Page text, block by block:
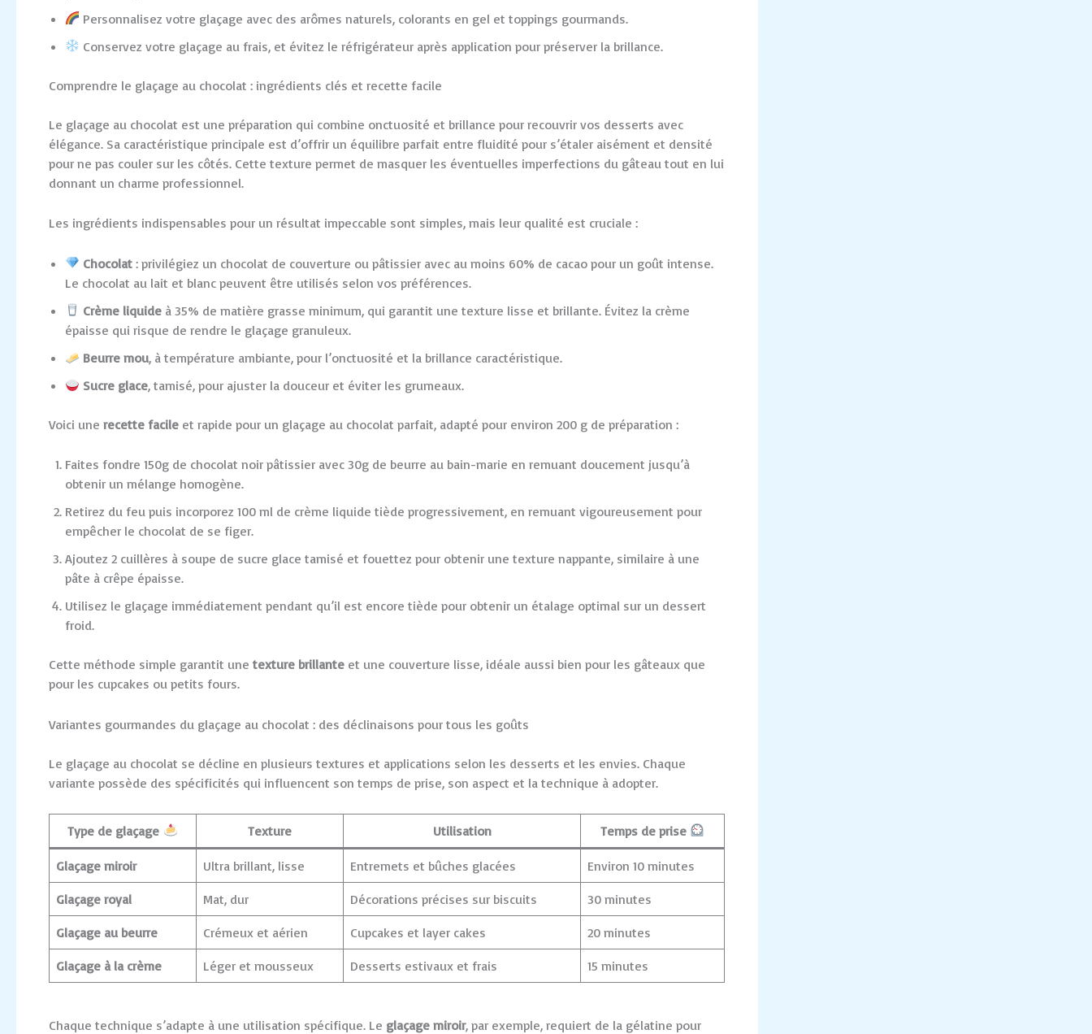
Personnalisez votre glaçage avec des arômes naturels, colorants en gel et toppings gourmands.
Conservez votre glaçage au frais, et évitez le réfrigérateur après application pour préserver la brillance.
Comprendre le glaçage au chocolat : ingrédients clés et recette facile
Le glaçage au chocolat est une préparation qui combine onctuosité et brillance pour recouvrir vos desserts avec
élégance. Sa caractéristique principale est d’offrir un équilibre parfait entre fluidité pour s’étaler aisément et densité
pour ne pas couler sur les côtés. Cette texture permet de masquer les éventuelles imperfections du gâteau tout en lui
donnant un charme professionnel.
Les ingrédients indispensables pour un résultat impeccable sont simples, mais leur qualité est cruciale :
Chocolat : privilégiez un chocolat de couverture ou pâtissier avec au moins 60% de cacao pour un goût intense.
Le chocolat au lait et blanc peuvent être utilisés selon vos préférences.
Crème liquide à 35% de matière grasse minimum, qui garantit une texture lisse et brillante. Évitez la crème
épaisse qui risque de rendre le glaçage granuleux.
Beurre mou, à température ambiante, pour l’onctuosité et la brillance caractéristique.
Sucre glace, tamisé, pour ajuster la douceur et éviter les grumeaux.
Voici une recette facile et rapide pour un glaçage au chocolat parfait, adapté pour environ 200 g de préparation :
Faites fondre 150g de chocolat noir pâtissier avec 30g de beurre au bain-marie en remuant doucement jusqu’à
obtenir un mélange homogène.
Retirez du feu puis incorporez 100 ml de crème liquide tiède progressivement, en remuant vigoureusement pour
empêcher le chocolat de se figer.
Ajoutez 2 cuillères à soupe de sucre glace tamisé et fouettez pour obtenir une texture nappante, similaire à une
pâte à crêpe épaisse.
Utilisez le glaçage immédiatement pendant qu’il est encore tiède pour obtenir un étalage optimal sur un dessert
froid.
Cette méthode simple garantit une texture brillante et une couverture lisse, idéale aussi bien pour les gâteaux que
pour les cupcakes ou petits fours.
Variantes gourmandes du glaçage au chocolat : des déclinaisons pour tous les goûts
Le glaçage au chocolat se décline en plusieurs textures et applications selon les desserts et les envies. Chaque
variante possède des spécificités qui influencent son temps de prise, son aspect et la technique à adopter.
Type de glaçage Texture Utilisation Temps de prise
Glaçage miroir Ultra brillant, lisse Entremets et bûches glacées Environ 10 minutes
Glaçage royal Mat, dur Décorations précises sur biscuits 30 minutes
Glaçage au beurre Crémeux et aérien Cupcakes et layer cakes 20 minutes
Glaçage à la crème Léger et mousseux Desserts estivaux et frais 15 minutes
Chaque technique s’adapte à une utilisation spécifique. Le glaçage miroir, par exemple, requiert de la gélatine pour